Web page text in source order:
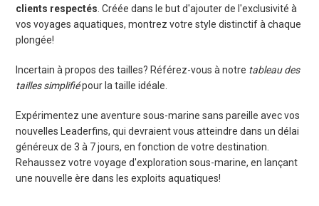
clients respectés . Créée dans le but d'ajouter de l'exclusivité à
vos voyages aquatiques, montrez votre style distinctif à chaque
plongée!
Incertain à propos des tailles? Référez-vous à notre tableau des
tailles simplifiépour la taille idéale.
Expérimentez une aventure sous-marine sans pareille avec vos
nouvelles Leaderfins, qui devraient vous atteindre dans un délai
généreux de 3 à 7 jours, en fonction de votre destination.
Rehaussez votre voyage d'exploration sous-marine, en lançant
une nouvelle ère dans les exploits aquatiques!